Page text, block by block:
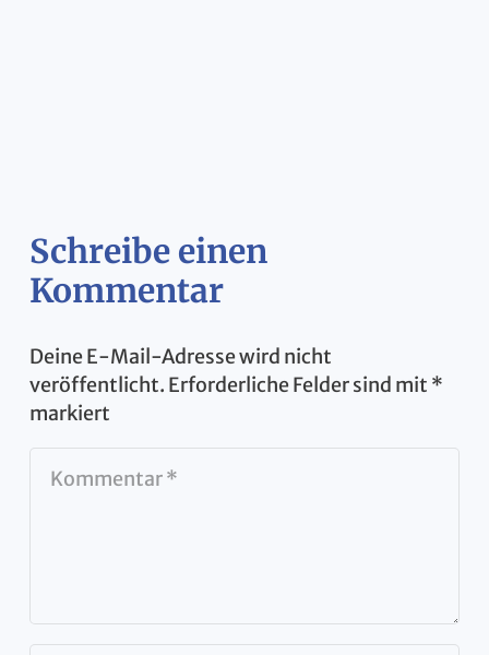
Schreibe einen
Kommentar
Deine E-Mail-Adresse wird nicht
veröffentlicht. Erforderliche Felder sind mit *
markiert